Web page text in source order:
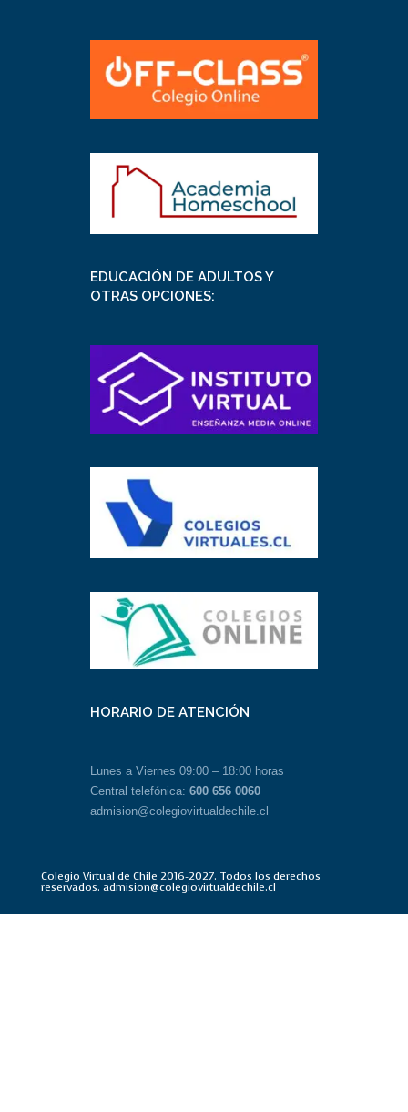
EDUCACIÓN DE ADULTOS Y
OTRAS OPCIONES:
HORARIO DE ATENCIÓN
Lunes a Viernes 09:00 – 18:00 horas
Central telefónica: 600 656 0060
admision@colegiovirtualdechile.cl
Colegio Virtual de Chile 2016-2027. Todos los derechos
reservados. admision@colegiovirtualdechile.cl